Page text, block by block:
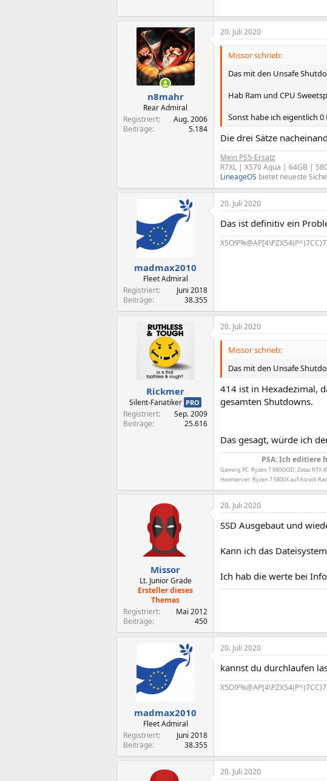
n8mahr
Rear Admiral
Registriert
Aug. 2006
Beiträge
5.184
20. Juli 2020
Missor schrieb:
Das mit den Unsafe
Hab Ram und CPU
Sonst habe ich eigentlich
Die drei Sätze
Mein PS5-Ersatz
R7XL | X570 Aqua | 64GB |
LineageOS bietet neueste
madmax2010
Fleet Admiral
Registriert
Juni 2018
Beiträge
38.355
20. Juli 2020
Das ist definitiv ein
Rickmer
Silent-Fanatiker PRO
Registriert
Sep. 2009
Beiträge
25.616
20. Juli 2020
Missor schrieb:
Das mit den Unsafe
414 ist in Hexadezimal,
gesamten Shutdowns.
Das gesagt, würde ich
PSA: Ich editiere
Gaming PC: Ryzen 7 9800X3D, Zotac RTX
Heimserver: Ryzen 7 5800X auf Asrock
Missor
Lt. Junior Grade
Ersteller dieses
Themas
Registriert
Mai 2012
Beiträge
450
20. Juli 2020
SSD Ausgebaut und
Kann ich das
Ich hab die werte bei
madmax2010
Fleet Admiral
Registriert
Juni 2018
Beiträge
38.355
20. Juli 2020
kannst du durchlaufen
20. Juli 2020